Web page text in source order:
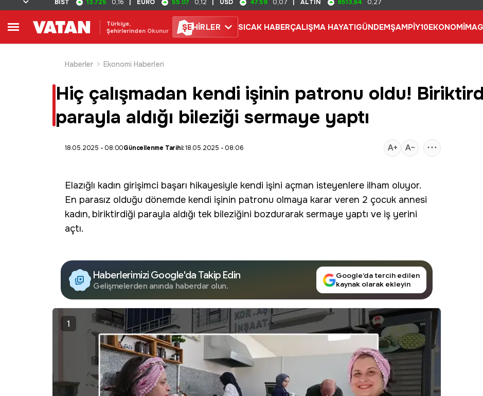
BİST 13.725 0,16 EURO 55.07 0,12 USD 47.59 0,07 ALTIN 6513,64 0,27
Türkiye,
Şehirlerinden Okunur
ŞEHİRLER SICAK HABERÇALIŞMA HAYATIGÜNDEMŞAMPİY10EKONOMİ
Haberler
Ekonomi Haberleri
Hiç çalışmadan kendi işinin patronu oldu!
parayla aldığı bileziği sermaye yaptı
18.05.2025 - 08:00Güncellenme Tarihi:18.05.2025 - 08:06
Elazığlı kadın girişimci başarı hikayesiyle kendi işini açman isteyenlere ilham oluyor.
En parasız olduğu dönemde kendi işinin patronu olmaya karar veren 2 çocuk annesi
kadın, biriktirdiği parayla aldığı tek bileziğini bozdurarak sermaye yaptı ve iş yerini
açtı.
Haberlerimizi Google'da Takip Edin
Gelişmelerden anında haberdar olun.
Google’da tercih edilen
kaynak olarak ekleyin
1